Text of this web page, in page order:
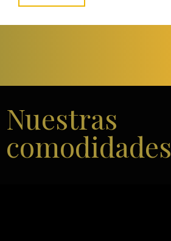
Nuestras
comodidades